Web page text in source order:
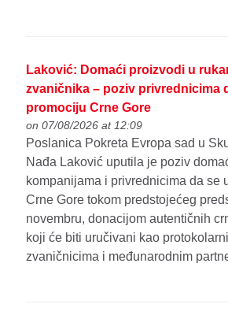
Laković: Domaći proizvodi u
zvaničnika – poziv privrednicima
promociju Crne Gore
on 07/08/2026 at 12:09
Poslanica Pokreta Evropa sad u
Nađa Laković uputila je poziv
kompanijama i privrednicima da se
Crne Gore tokom predstojećeg
novembru, donacijom autentičnih
koji će biti uručivani kao
zvaničnicima i međunarodnim